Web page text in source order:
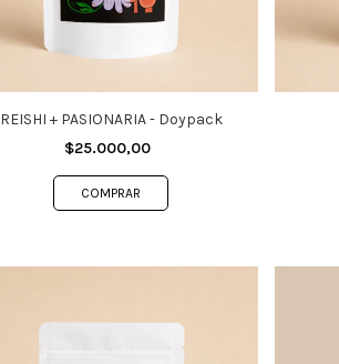
REISHI + PASIONARIA - Doypack
$25.000,00